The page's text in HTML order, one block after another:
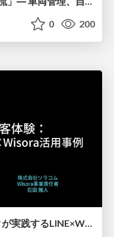
0 200
AIと人が繋ぐ顧客体験：チカクが実践するLINE×Wisora活用事例【SORACOM Discovery 2026】